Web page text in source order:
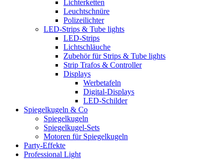
Lichterketten
Leuchtschnüre
Polizeilichter
LED-Strips & Tube lights
LED-Strips
Lichtschläuche
Zubehör für Strips & Tube lights
Strip Trafos & Controller
Displays
Werbetafeln
Digital-Displays
LED-Schilder
Spiegelkugeln & Co
Spiegelkugeln
Spiegelkugel-Sets
Motoren für Spiegelkugeln
Party-Effekte
Professional Light